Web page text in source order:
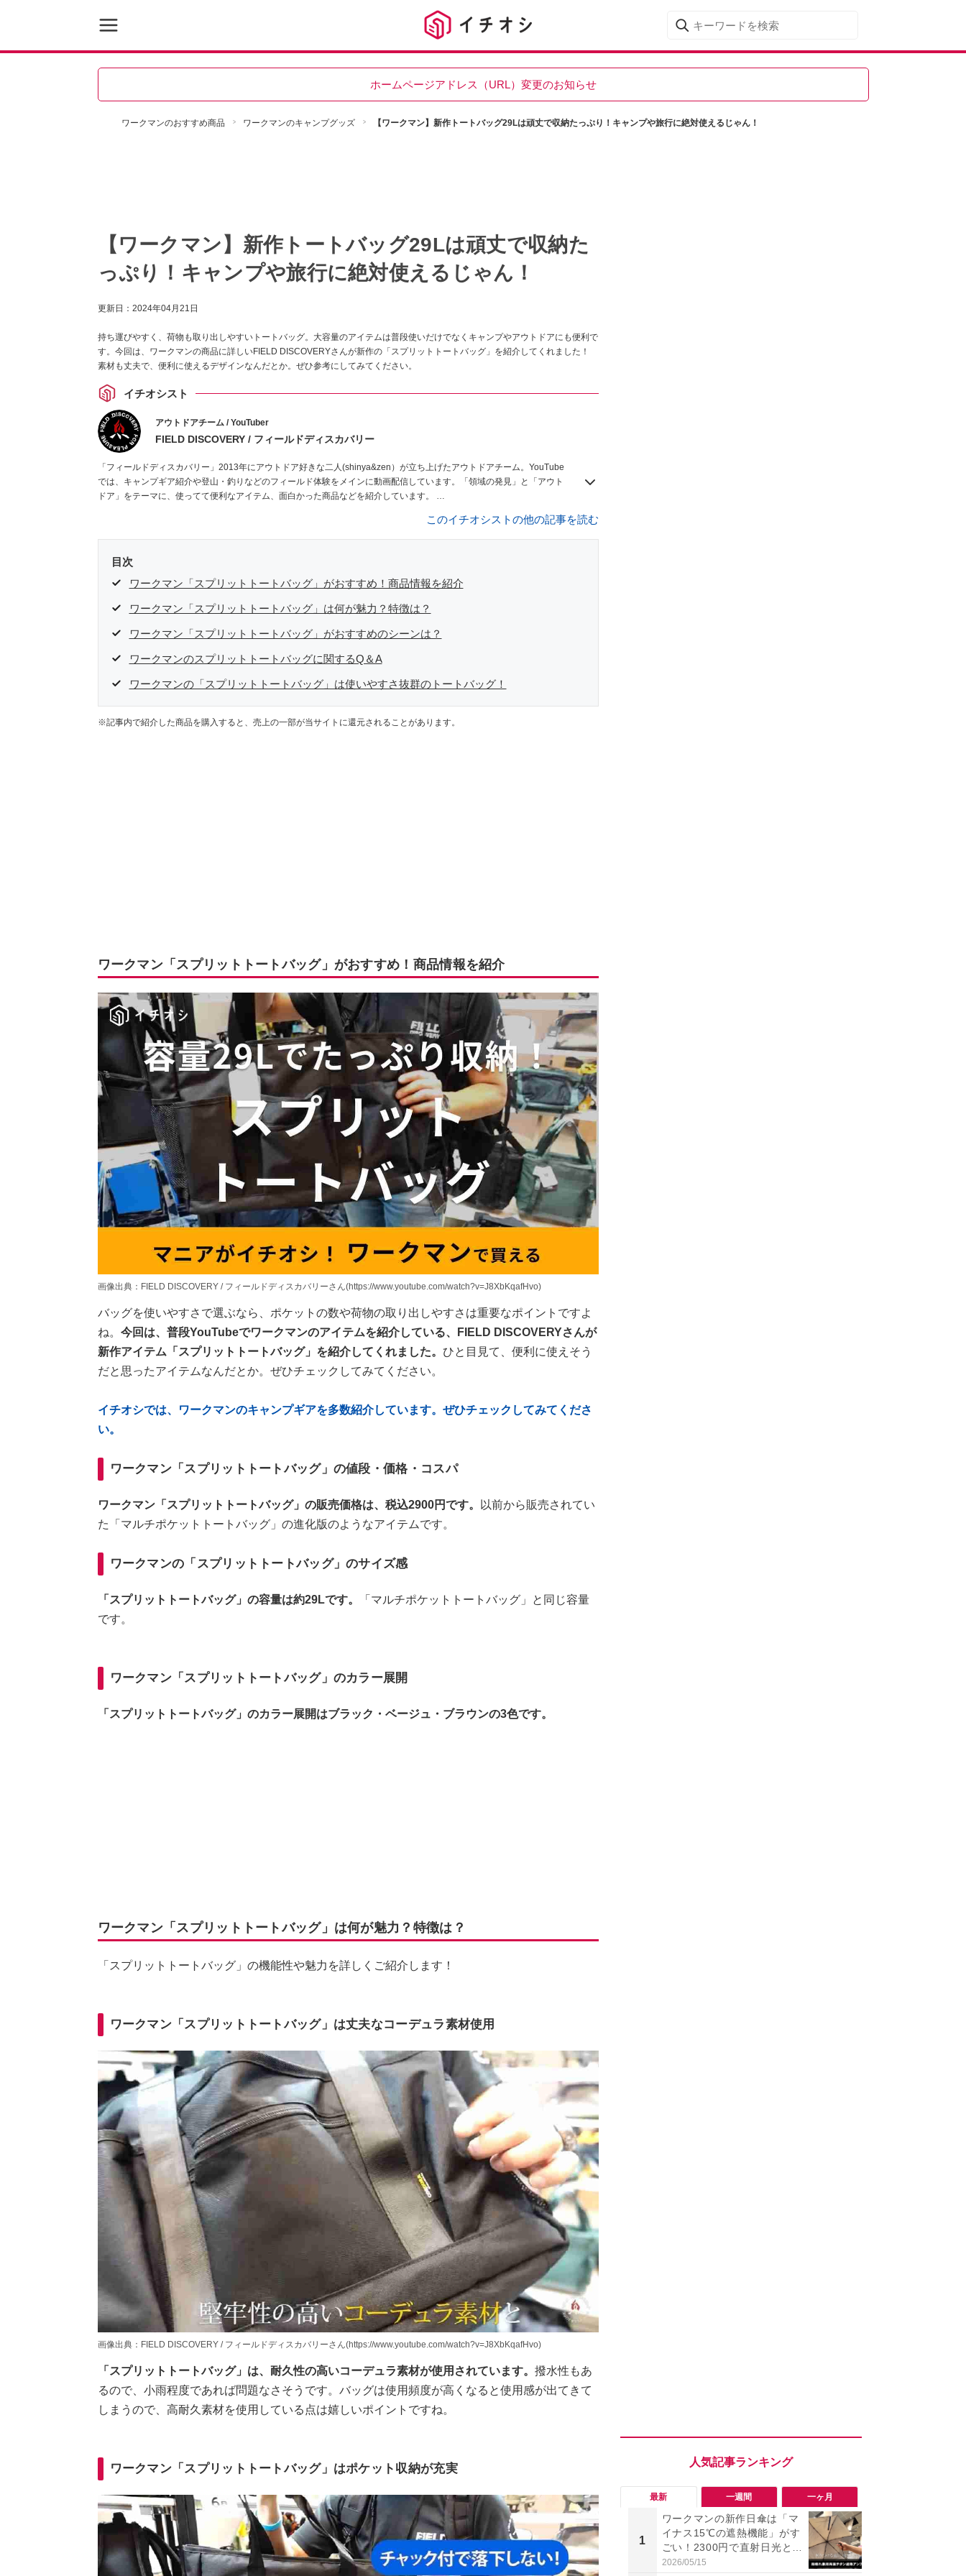
ホームページアドレス（URL）変更のお知らせ
ワークマンのおすすめ商品 ワークマンのキャンプグッズ 【ワークマン】新作トートバッグ29Lは頑丈で収納たっぷり！キャンプや旅行に絶対使えるじゃん！
【ワークマン】新作トートバッグ29Lは頑丈で収納た
っぷり！キャンプや旅行に絶対使えるじゃん！
更新日： 2024年04月21日
持ち運びやすく、荷物も取り出しやすいトートバッグ。大容量のアイテムは普段使いだけでなくキャンプやアウトドアにも便利で
す。今回は、ワークマンの商品に詳しいFIELD DISCOVERYさんが新作の「スプリットトートバッグ」を紹介してくれました！
素材も丈夫で、便利に使えるデザインなんだとか。ぜひ参考にしてみてください。
イチオシスト
アウトドアチーム / YouTuber
FIELD DISCOVERY / フィールドディスカバリー
「フィールドディスカバリー」2013年にアウトドア好きな二人(shinya&zen）が立ち上げたアウトドアチーム。YouTube
では、キャンプギア紹介や登山・釣りなどのフィールド体験をメインに動画配信しています。「領域の発見」と「アウト
ドア」をテーマに、使ってて便利なアイテム、面白かった商品などを紹介しています。
このイチオシストの他の記事を読む
目次
ワークマン「スプリットトートバッグ」がおすすめ！商品情報を紹介
ワークマン「スプリットトートバッグ」は何が魅力？特徴は？
ワークマン「スプリットトートバッグ」がおすすめのシーンは？
ワークマンのスプリットトートバッグに関するQ＆A
ワークマンの「スプリットトートバッグ」は使いやすさ抜群のトートバッグ！
※記事内で紹介した商品を購入すると、売上の一部が当サイトに還元されることがあります。
ワークマン「スプリットトートバッグ」がおすすめ！商品情報を紹介
画像出典：FIELD DISCOVERY / フィールドディスカバリーさん(https://www.youtube.com/watch?v=J8XbKqafHvo)
バッグを使いやすさで選ぶなら、ポケットの数や荷物の取り出しやすさは重要なポイントですよ
ね。 今回は、普段YouTubeでワークマンのアイテムを紹介している、FIELD DISCOVERYさんが
新作アイテム「スプリットトートバッグ」を紹介してくれました。 ひと目見て、便利に使えそう
だと思ったアイテムなんだとか。ぜひチェックしてみてください。
イチオシでは、ワークマンのキャンプギアを多数紹介しています。ぜひチェックしてみてくださ
い。
ワークマン「スプリットトートバッグ」の値段・価格・コスパ
ワークマン「スプリットトートバッグ」の販売価格は、税込2900円です。
以前から販売されてい
た「マルチポケットトートバッグ」の進化版のようなアイテムです。
ワークマンの「スプリットトートバッグ」のサイズ感
「スプリットトートバッグ」の容量は約29Lです。
「マルチポケットトートバッグ」と同じ容量
です。
ワークマン「スプリットトートバッグ」のカラー展開
「スプリットトートバッグ」のカラー展開はブラック・ベージュ・ブラウンの3色です。
ワークマン「スプリットトートバッグ」は何が魅力？特徴は？
「スプリットトートバッグ」の機能性や魅力を詳しくご紹介します！
ワークマン「スプリットトートバッグ」は丈夫なコーデュラ素材使用
画像出典：FIELD DISCOVERY / フィールドディスカバリーさん(https://www.youtube.com/watch?v=J8XbKqafHvo)
「スプリットトートバッグ」は、耐久性の高いコーデュラ素材が使用されています。 撥水性もあ
るので、小雨程度であれば問題なさそうです。バッグは使用頻度が高くなると使用感が出てきて
しまうので、高耐久素材を使用している点は嬉しいポイントですね。
ワークマン「スプリットトートバッグ」はポケット収納が充実
最新 一週間 一ヶ月
1
ワークマンの新作日傘は「マ
イナス15℃の遮熱機能」がす
ごい！2300円で直射日光と路
面熱をダブルでガード
2026/05/15